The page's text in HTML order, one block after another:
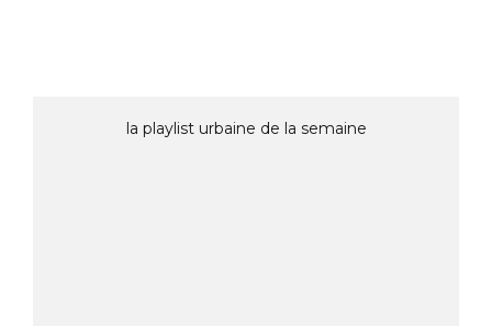
la playlist urbaine de la semaine